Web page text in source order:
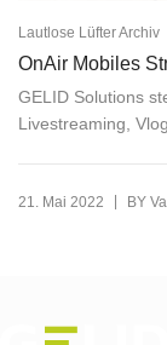
Lautlose Lüfter Archiv
OnAir Mobiles
GELID Solutions
Livestreaming,
21. Mai 2022 BY